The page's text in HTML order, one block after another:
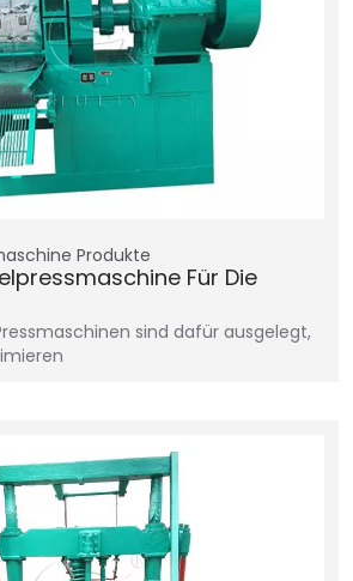
Produkte
Für Die
sind dafür ausgelegt,